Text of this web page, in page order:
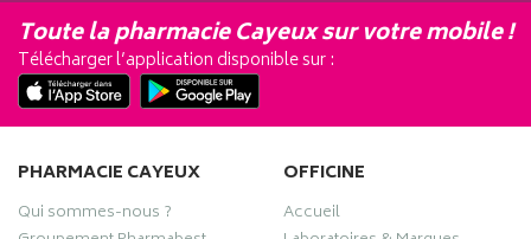
Toute la pharmacie Cayeux sur votre mobile !
Télécharger l’application disponible sur :
PHARMACIE CAYEUX
Qui sommes-nous ?
OFFICINE
Accueil